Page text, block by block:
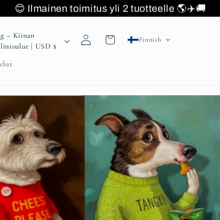
toimitus yli 2
– Kiinan
erityishallintoalue | USD $
Kirjaudu
sisään
Ostoskori Finnish